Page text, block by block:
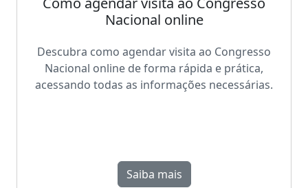
Nacional online
Descubra como agendar visita ao Congresso
Nacional online de forma rápida e prática,
acessando todas as informações necessárias.
Saiba mais